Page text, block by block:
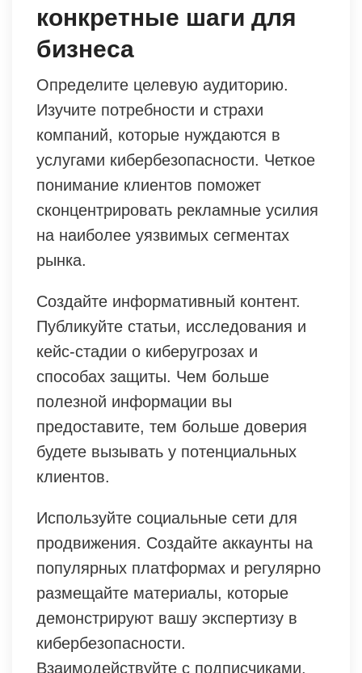
конкретные шаги для
бизнеса
Определите целевую аудиторию.
Изучите потребности и страхи
компаний, которые нуждаются в
услугами кибербезопасности. Четкое
понимание клиентов поможет
сконцентрировать рекламные усилия
на наиболее уязвимых сегментах
рынка.
Создайте информативный контент.
Публикуйте статьи, исследования и
кейс-стадии о киберугрозах и
способах защиты. Чем больше
полезной информации вы
предоставите, тем больше доверия
будете вызывать у потенциальных
клиентов.
Используйте социальные сети для
продвижения. Создайте аккаунты на
популярных платформах и регулярно
размещайте материалы, которые
демонстрируют вашу экспертизу в
кибербезопасности.
Взаимодействуйте с подписчиками,